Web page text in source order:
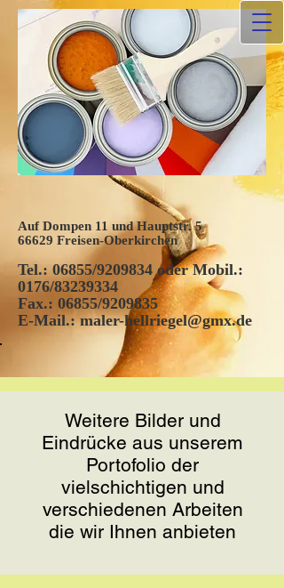
Malerfachbetrieb
Hellriegel
Auf Dompen 11 und Hauptstr. 5
66629 Freisen-Oberkirchen
Tel.: 06855/9209834 oder Mobil.:
0176/83239334
Fax.: 06855/9209835
E-Mail.:maler-hellriegel@gmx.de
Weitere Bilder und
Eindrücke aus unserem
Portofolio der
vielschichtigen und
verschiedenen Arbeiten
die wir Ihnen anbieten